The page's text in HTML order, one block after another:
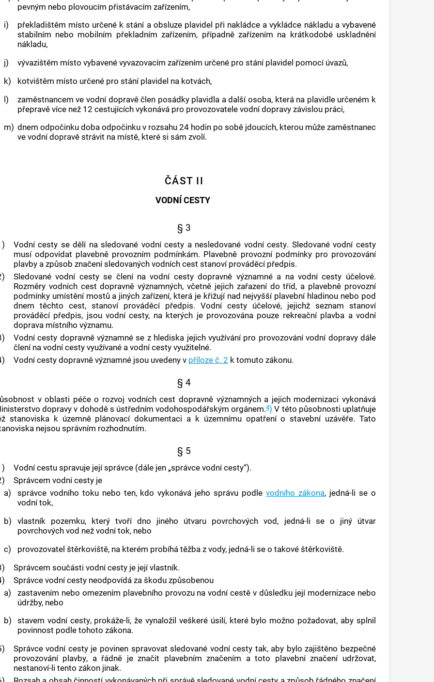
pevným nebo plovoucím přistávacím zařízením,
i)
překladištěm místo určené k stání a obsluze plavidel při nakládce a vykládce nákladu a vybavené
stabilním nebo mobilním překladním zařízením, případně zařízením na krátkodobé uskladnění
nákladu,
j)
vývazištěm místo vybavené vyvazovacím zařízením určené pro stání plavidel pomocí úvazů,
k)
kotvištěm místo určené pro stání plavidel na kotvách,
l)
zaměstnancem ve vodní dopravěčlen posádky plavidla a další osoba, která na plavidleurčeném k
přepravě více než 12 cestujících vykonává pro provozovatele vodní dopravy závislou práci,
m) dnem odpočinkudoba odpočinku v rozsahu 24 hodin po sobě jdoucích, kterou může zaměstnanec
ve vodní dopravěstrávit na místě, které si sám zvolí.
ČÁST II
VODNÍ CESTY
§ 3
Vodní cesty se dělí na sledované vodní cesty a nesledované vodní cesty. Sledovanévodní cesty
musí odpovídat plavebně provozním podmínkám. Plavebně provozní podmínky pro provozování
plavbya způsob značení sledovaných vodních cest stanoví prováděcí předpis.
Sledované vodní cesty se člení na vodní cesty dopravně významné a navodní cesty účelové.
Rozměry vodních cest dopravně významných, včetně jejich zařazení do tříd, a plavebně provozní
podmínky umístění mostů a jiných zařízení, která je křižují nad nejvyšší plavební hladinou nebo pod
dnem těchto cest, stanoví prováděcí předpis. Vodní cesty účelové, jejichž seznam stanoví
prováděcí předpis, jsou vodní cesty, na kterých je provozována pouze rekreační plavba a vodní
doprava místního významu.
Vodní cesty dopravně významné se z hlediska jejich využívání pro provozování vodní dopravy dále
člení na vodní cesty využívané a vodní cesty využitelné.
Vodní cestydopravně významné jsou uvedeny v příloze č. 2 k tomuto zákonu.
§ 4
v oblasti péče o rozvoj vodních cest dopravně významných a jejich modernizaci vykonává
dopravy v dohodě s ústředním vodohospodářským orgánem.4) V této působnosti uplatňuje
stanoviska k územně plánovací dokumentaci a k územnímu opatření o stavební uzávěře. Tato
nejsou správním rozhodnutím.
§ 5
Vodní cestuspravuje její správce (dále jen „správce vodní cesty“).
Správcem vodní cestyje
a)
správce vodního toku nebo ten, kdo vykonává jeho správu podlevodního zákona, jedná-li se o
vodní tok,
b)
vlastník pozemku, který tvoří dno jiného útvaru povrchových vod, jedná-li se o jiný útvar
povrchových vod než vodní tok, nebo
c)
provozovatel štěrkoviště, na kterém probíhá těžba z vody, jedná-li se o takové štěrkoviště.
Správcem součásti vodní cestyje její vlastník.
Správce vodní cestyneodpovídá za škodu způsobenou
a)
zastavením nebo omezením plavebního provozu navodní cestě v důsledku její modernizace nebo
údržby, nebo
b)
stavem vodní cesty, prokáže-li, že vynaložil veškeré úsilí, které bylo možno požadovat, aby splnil
povinnost podle tohoto zákona.
Správcevodní cestyje povinen spravovat sledované vodní cesty tak, aby bylo zajištěno bezpečné
provozování plavby, a řádně je značit plavebním značením a toto plavební značeníudržovat,
nestanoví-li tento zákon jinak.